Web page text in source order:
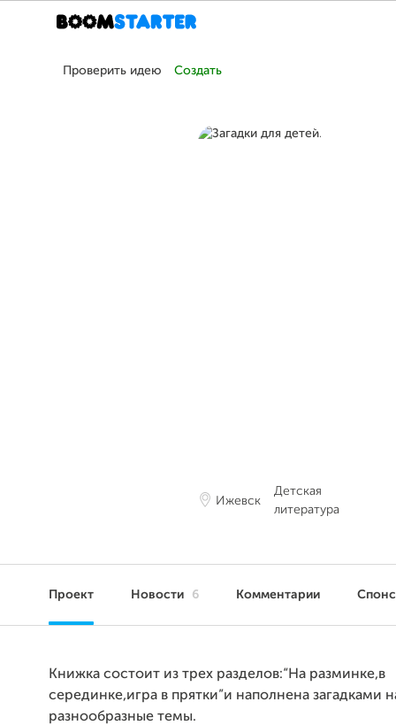
Проверить идею Создать
Ижевск
Детская
литература
Проект Новости 6 Комментарии
Книжка состоит из трех разделов:“На разминке,в
серединке,игра в прятки”и наполнена загадками
разнообразные темы.